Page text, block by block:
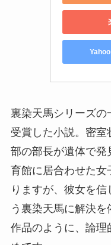
裏染天馬シリーズ
受賞した小説。密室
部の部長が遺体で
育館に居合わせた
りますが、彼女を
う裏染天馬に解決
作品のように、論理